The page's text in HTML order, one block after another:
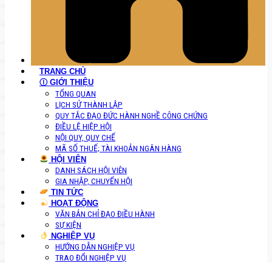
TRANG CHỦ
Ⓘ GIỚI THIỆU
TỔNG QUAN
LỊCH SỬ THÀNH LẬP
QUY TẮC ĐẠO ĐỨC HÀNH NGHỀ CÔNG CHỨNG
ĐIỀU LỆ HIỆP HỘI
NỘI QUY, QUY CHẾ
MÃ SỐ THUẾ; TÀI KHOẢN NGÂN HÀNG
HỘI VIÊN
DANH SÁCH HỘI VIÊN
GIA NHẬP, CHUYỂN HỘI
TIN TỨC
HOẠT ĐỘNG
VĂN BẢN CHỈ ĐẠO ĐIỀU HÀNH
SỰ KIỆN
NGHIỆP VỤ
HƯỚNG DẪN NGHIỆP VỤ
TRAO ĐỔI NGHIỆP VỤ